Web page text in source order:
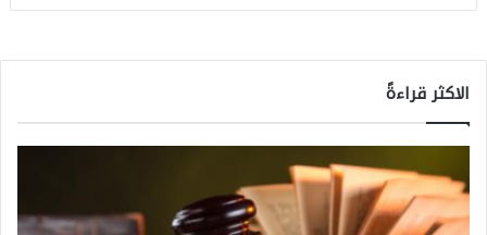
الاكثر قراءةً